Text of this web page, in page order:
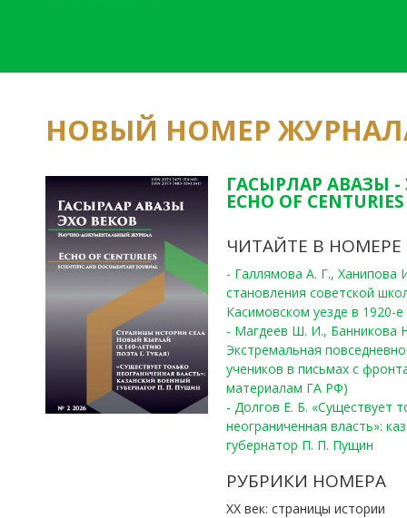
НОВЫЙ НОМЕР
ГАСЫРЛАР АВАЗЫ -
ECHO OF
ЧИТАЙТЕ В НОМЕРЕ
- Галлямова А. Г.,
становления советской
Касимовском уезде в 1920-е
- Магдеев Ш. И., Банникова
Экстремальная
учеников в письмах с
материалам ГА РФ)
- Долгов Е. Б. «Существует
неограниченная власть»:
губернатор П. П. Пущин
РУБРИКИ НОМЕРА
ХХ век: страницы истории